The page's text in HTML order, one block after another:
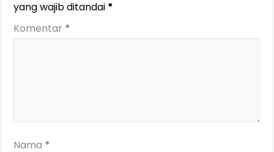
yang wajib ditandai *
Komentar *
Nama *